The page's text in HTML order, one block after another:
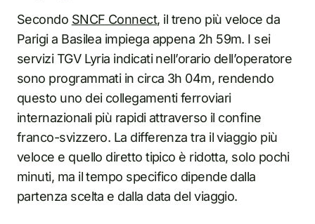
Secondo SNCF Connect, il treno più veloce da
Parigi a Basilea impiega appena 2h 59m. I sei
servizi TGV Lyria indicati nell’orario dell’operatore
sono programmati in circa 3h 04m, rendendo
questo uno dei collegamenti ferroviari
internazionali più rapidi attraverso il confine
franco-svizzero. La differenza tra il viaggio più
veloce e quello diretto tipico è ridotta, solo pochi
minuti, ma il tempo specifico dipende dalla
partenza scelta e dalla data del viaggio.